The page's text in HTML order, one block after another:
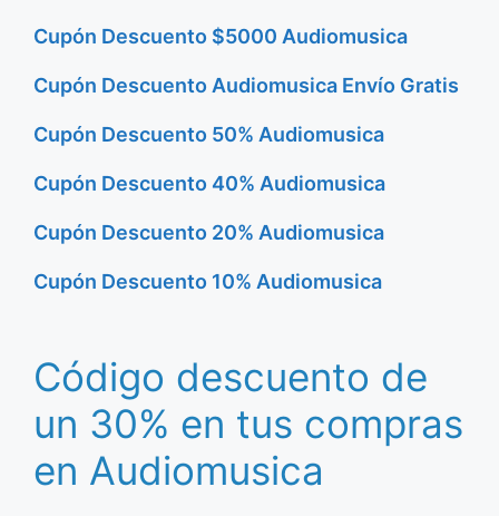
Cupón Descuento $5000 Audiomusica
Cupón Descuento Audiomusica Envío Gratis
Cupón Descuento 50% Audiomusica
Cupón Descuento 40% Audiomusica
Cupón Descuento 20% Audiomusica
Cupón Descuento 10% Audiomusica
Código descuento de
un 30% en tus compras
en Audiomusica